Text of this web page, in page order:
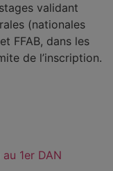
validant
(nationales
FFAB, dans les
de l’inscription.
1er DAN